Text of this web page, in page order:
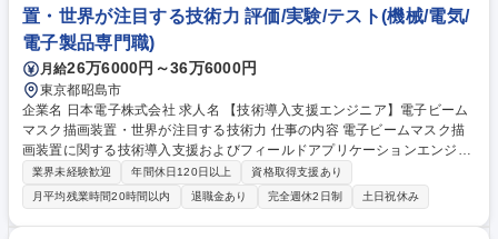
置・世界が注目する技術力 評価/実験/テスト(機械/電気/
電子製品専門職)
月給26万6000円～36万6000円
東京都昭島市
企業名 日本電子株式会社 求人名 【技術導入支援エンジニア】電子ビーム
マスク描画装置・世界が注目する技術力 仕事の内容 電子ビームマスク描
画装置に関する技術導入支援およびフィールドアプリケーションエンジニ
アとしての技術サポートをお任せいたします。 顧客の現場において装置が
本来持つ性能や設計思想といった価値を、安定的かつ継続的に発揮できる
状態を構築する業務です。 顧客現場での技術的な課題整理や運用支援、顧
客エンジニアの育成・技術定着を行うとともに、技術開発部に所属する立
業界未経験歓迎 年間休日120日以上
資格取得支援あり
月平均残業時間20時間以内
退職金あり 完全週休2日制 土日祝休み